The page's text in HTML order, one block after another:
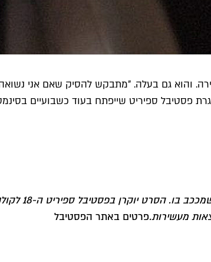
והוא גם בעלה. "מתבקש להסיק שאם אני
פסטיבל ספיריט שייפתח בעוד כשבועיים
מעשירות.פרטים באתר הפסטיבל